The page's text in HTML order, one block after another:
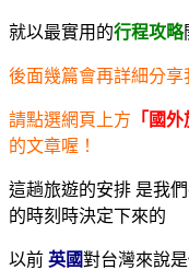
就以最實用的行程攻略
後面幾篇會再詳細分
請點選網頁上方 「 國外
的文章喔！
這趟旅遊的安排 是我
的時刻時決定下來的
以前 英國對台灣來說